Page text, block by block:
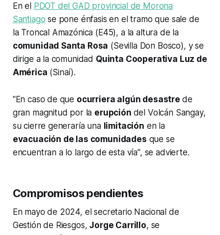
En el PDOT del GAD provincial de Morona
Santiago se pone énfasis en el tramo que sale de
la Troncal Amazónica (E45), a la altura de la
comunidad Santa Rosa (Sevilla Don Bosco), y se
dirige a la comunidad Quinta Cooperativa Luz de
América (Sinaí).
"En caso de que ocurriera algún desastre de
gran magnitud por la erupción del Volcán Sangay,
su cierre generaría una limitación en la
evacuación de las comunidades que se
encuentran a lo largo de esta vía", se advierte.
Compromisos pendientes
En mayo de 2024, el secretario Nacional de
Gestión de Riesgos,Jorge Carrillo, se